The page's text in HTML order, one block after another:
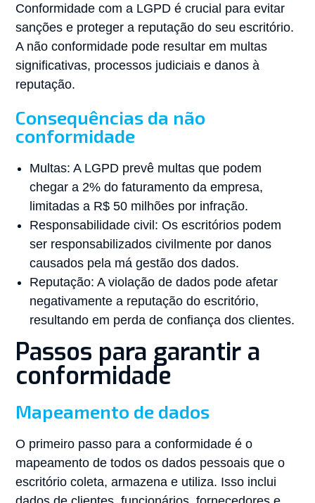
Conformidade com a LGPD é crucial para evitar
sanções e proteger a reputação do seu escritório.
A não conformidade pode resultar em multas
significativas, processos judiciais e danos à
reputação.
Consequências da não
conformidade
Multas: A LGPD prevê multas que podem
chegar a 2% do faturamento da empresa,
limitadas a R$ 50 milhões por infração.
Responsabilidade civil: Os escritórios podem
ser responsabilizados civilmente por danos
causados pela má gestão dos dados.
Reputação: A violação de dados pode afetar
negativamente a reputação do escritório,
resultando em perda de confiança dos clientes.
Passos para garantir a
conformidade
Mapeamento de dados
O primeiro passo para a conformidade é o
mapeamento de todos os dados pessoais que o
escritório coleta, armazena e utiliza. Isso inclui